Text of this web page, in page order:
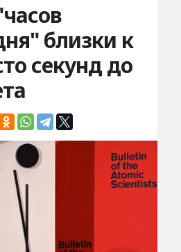
близки к
секунд до